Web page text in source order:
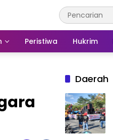
Peristiwa Hukrim
Daerah